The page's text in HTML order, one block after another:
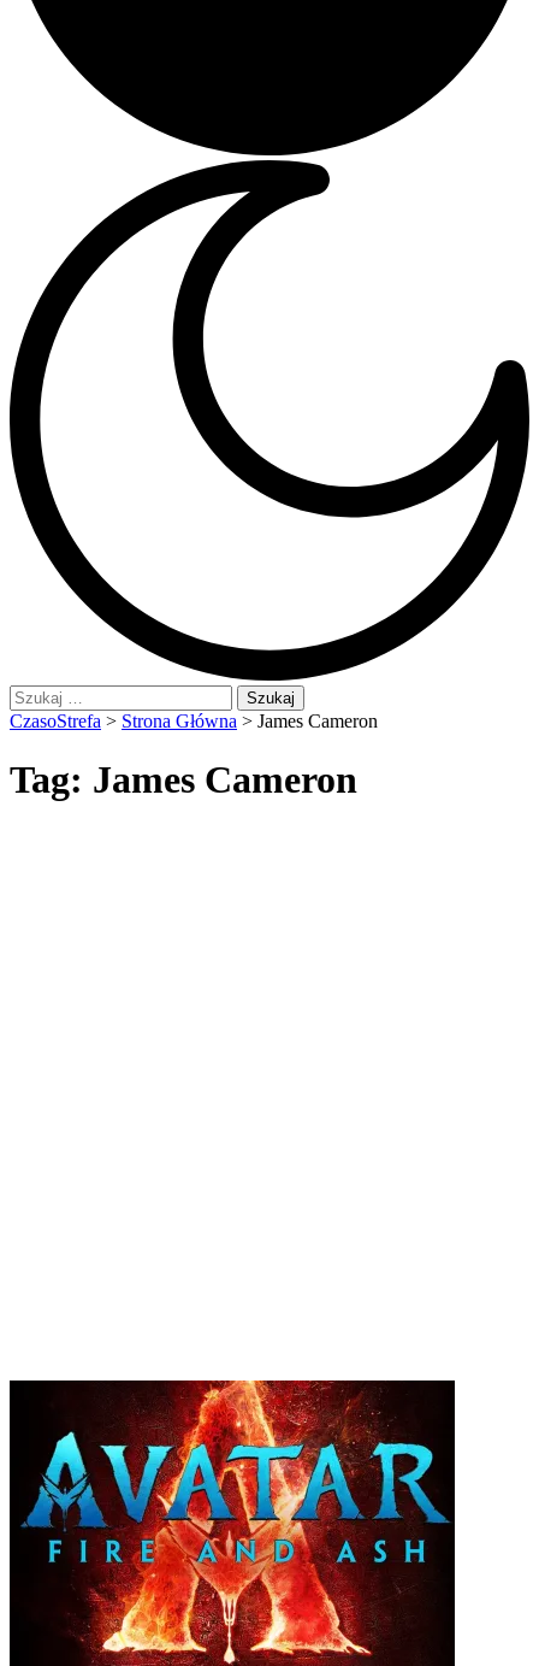
Szukaj:
CzasoStrefa > Strona Główna > James Cameron
Tag: James Cameron